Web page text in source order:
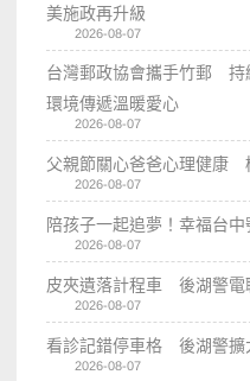
美施政再升級
2026-08-07
台灣郵政協會攜手竹郵 持
環境傳遞溫暖愛心
2026-08-07
父親節關心爸爸心理健康
2026-08-07
陪孩子一起追夢！幸福台中
2026-08-07
皮夾遺落計程車 後湖警電
2026-08-07
看診記錯停車格 後湖警擴
2026-08-07